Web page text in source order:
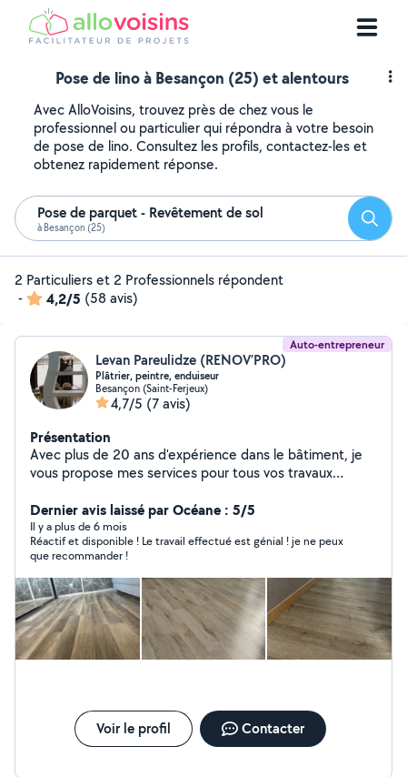
Pose de lino à Besançon (25) et alentours
Avec AlloVoisins, trouvez près de chez vous le
professionnel ou particulier qui répondra à votre besoin
de pose de lino. Consultez les profils, contactez-les et
obtenez rapidement réponse.
Pose de parquet - Revêtement de sol
à Besançon (25)
2 Particuliers et 2 Professionnels répondent
-
4,2/5 (58 avis)
Auto-entrepreneur
Levan Pareulidze (RENOV’PRO)
Plâtrier, peintre, enduiseur
Besançon (Saint-Ferjeux)
4,7/5 (7 avis)
Présentation
Avec plus de 20 ans d'expérience dans le bâtiment, je
vous propose mes services pour tous vos travaux
peinture, pose de papier peint et de parquet. Je
travaille avec sérieux et rigueur pour vous garantir un
résultat soigné, des finitions propres et durables.
Chaque chantier est réalisé avec attention et dans le
respect des délais. Que ce soit pour une rénovation, un
rafraîchissement ou un aménagement complet, je suis à
votre écoute pour vous conseiller et concrétiser vos
idées. N'hésitez pas à me contacter pour échanger sur
votre projet ou obtenir un devis personnalisé. À bientôt
Dernier avis laissé par Océane : 5/5
Il y a plus de 6 mois
Réactif et disponible ! Le travail effectué est génial ! je ne peux
que recommander !
Voir le profil Contacter